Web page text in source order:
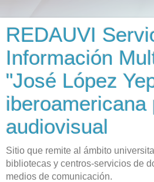
REDAUVI
Información
"José López
iberoamericana
audiovisual
Sitio que remite al ámbito
bibliotecas y centros-servicios de
medios de comunicación.